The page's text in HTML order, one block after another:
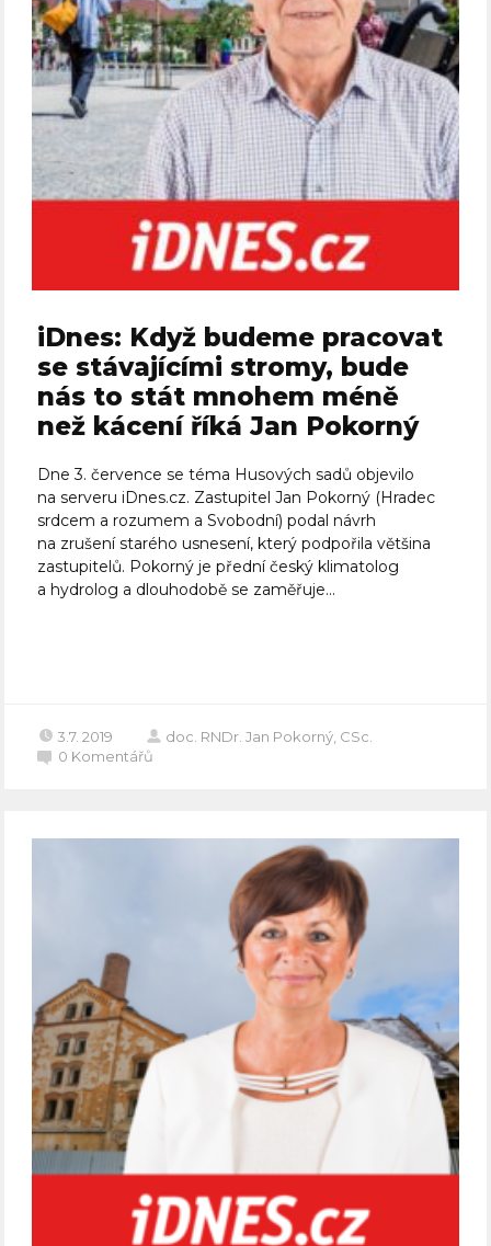
iDnes: Když budeme pracovat
se stávajícími stromy, bude
nás to stát mnohem méně
než kácení říká Jan Pokorný
Dne 3. července se téma Husových sadů objevilo
na serveru iDnes.cz. Zastupitel Jan Pokorný (Hradec
srdcem a rozumem a Svobodní) podal návrh
na zrušení starého usnesení, který podpořila většina
zastupitelů. Pokorný je přední český klimatolog
a hydrolog a dlouhodobě se zaměřuje...
3.7. 2019
doc. RNDr. Jan Pokorný, CSc.
0 Komentářů